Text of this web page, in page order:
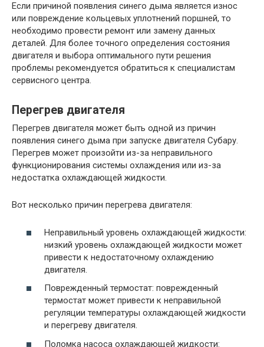
Если причиной появления синего дыма является износ
или повреждение кольцевых уплотнений поршней, то
необходимо провести ремонт или замену данных
деталей. Для более точного определения состояния
двигателя и выбора оптимального пути решения
проблемы рекомендуется обратиться к специалистам
сервисного центра.
Перегрев двигателя
Перегрев двигателя может быть одной из причин
появления синего дыма при запуске двигателя Субару.
Перегрев может произойти из-за неправильного
функционирования системы охлаждения или из-за
недостатка охлаждающей жидкости.
Вот несколько причин перегрева двигателя:
Неправильный уровень охлаждающей жидкости:
низкий уровень охлаждающей жидкости может
привести к недостаточному охлаждению
двигателя.
Поврежденный термостат: поврежденный
термостат может привести к неправильной
регуляции температуры охлаждающей жидкости
и перегреву двигателя.
Поломка насоса охлаждающей жидкости: